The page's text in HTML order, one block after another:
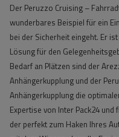
Der Peruzzo Cruising –
wunderbares Beispiel für ein
bei der Sicherheit eingeht. Er
Lösung für den
Bedarf an Plätzen sind der
Anhängerkupplung und der
Anhängerkupplung die
Expertise von Inter Pack24
der perfekt zum Haken Ihres